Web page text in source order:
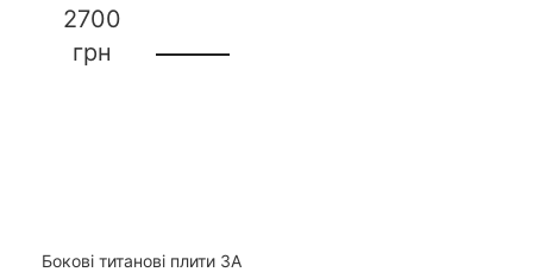
2700
грн
Бокові титанові плити 3А